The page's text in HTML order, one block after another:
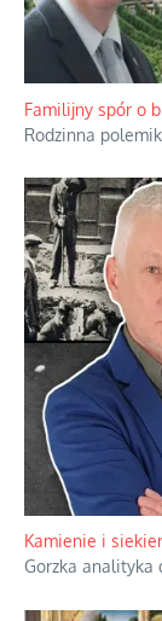
Familijny spór o
Rodzinna
Kamienie i
Gorzka analityka